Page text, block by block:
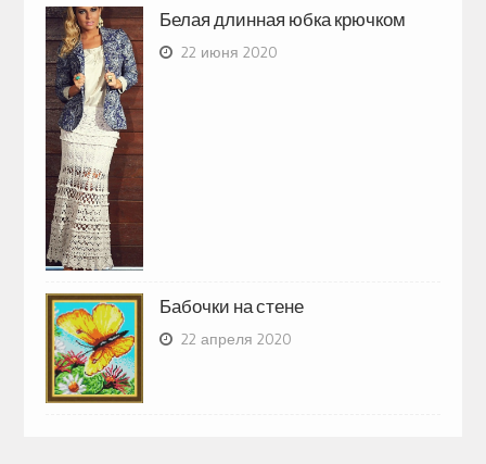
Белая длинная юбка крючком
22 июня 2020
Бабочки на стене
22 апреля 2020